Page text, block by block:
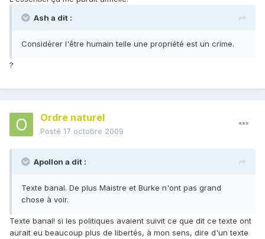
Ash a dit :
Considérer l'être humain telle une propriété est un crime.
?
Ordre naturel
Posté 17 octobre 2009
Apollon a dit :
Texte banal. De plus Maistre et Burke n'ont pas grand
chose à voir.
Texte banal! si les politiques avaient suivit ce que dit ce texte ont
aurait eu beaucoup plus de libertés, à mon sens, dire d'un texte